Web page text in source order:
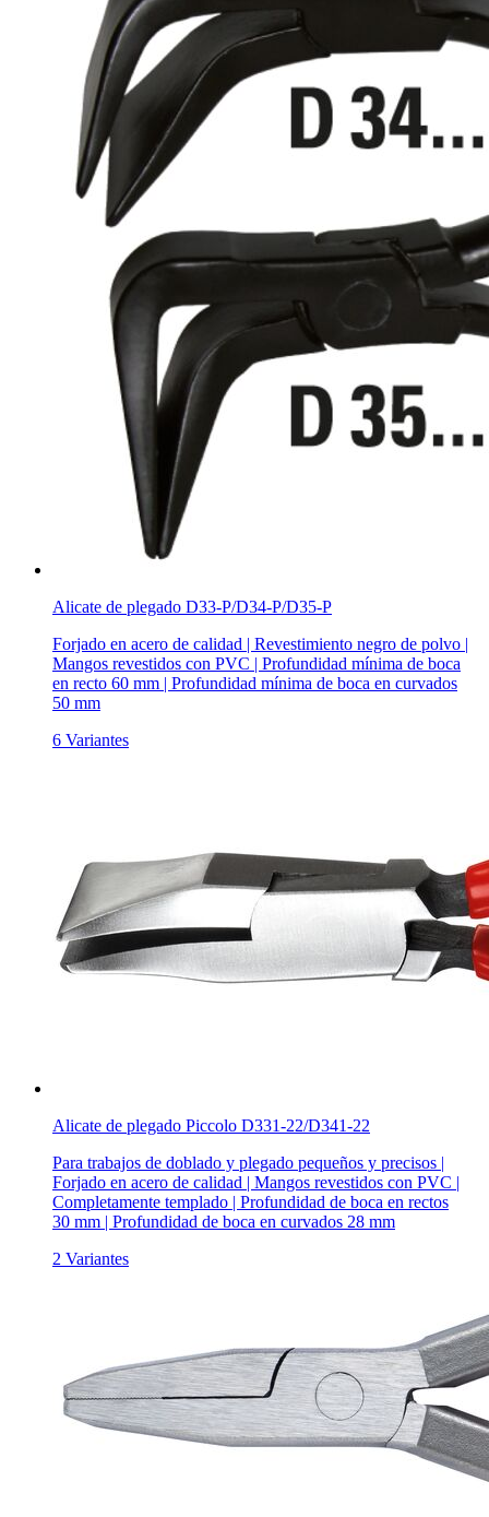
Alicate de plegado D33-P/D34-P/D35-P
Forjado en acero de calidad | Revestimiento negro de polvo |
Mangos revestidos con PVC | Profundidad mínima de boca
en recto 60 mm | Profundidad mínima de boca en curvados
50 mm
6 Variantes
Alicate de plegado Piccolo D331-22/D341-22
Para trabajos de doblado y plegado pequeños y precisos |
Forjado en acero de calidad | Mangos revestidos con PVC |
Completamente templado | Profundidad de boca en rectos
30 mm | Profundidad de boca en curvados 28 mm
2 Variantes